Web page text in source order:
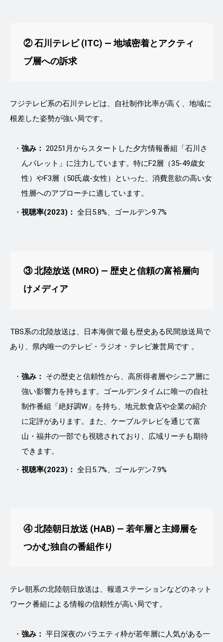
② 石川テレビ (ITC) ― 地域密着とアクティ
ブ層への訴求
フジテレビ系の石川テレビは、自社制作比率が高く、地域に
根差した姿勢が強い局です。
強み： 20251月からスタートした夕方情報番組「石川さ
んパレット」に注力しています。特にF2層（35-49歳女
性）やF3層（50氏歳-女性）といった、消費意欲の高い女
性層へのアプローチに適しています。
視聴率(2023)： 全日5.8%、ゴールデン9.7%
③ 北陸放送 (MRO) ― 歴史と信頼の富裕層向
けメディア
TBS系の北陸放送は、日本海側で最も歴史ある民間放送局で
あり、県内唯一のテレビ・ラジオ・テレビ兼営局です 。
強み：
その歴史と信頼性から、高所得者層やシニア層に
強い影響力を持ちます。ゴールデンタイムに唯一の自社
制作番組「絶好調W」を持ち、地元飲食店や企業の紹介
に定評があります。また、ケーブルテレビを通じて富
山・福井の一部でも視聴されており、広域リーチも期待
できます。
視聴率(2023)： 全日5.7%、ゴールデン7.9%
④ 北陸朝日放送 (HAB) ― 若年層と主婦層を
つかむ独自の番組作り
テレ朝系の北陸朝日放送は、報道ステーションなどのネット
ワーク番組による情報の信頼性が高い局です。
強み： 平日深夜のバラエティ枠が若年層に人気がある一